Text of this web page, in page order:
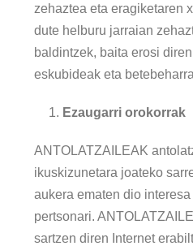
zehaztea eta eragiketaren
dute helburu jarraian
baldintzek, baita erosi
eskubideak eta
Ezaugarri orokorrak
ANTOLATZAILEAK
ikuskizunetara joateko
aukera ematen dio
pertsonari.
sartzen diren Internet